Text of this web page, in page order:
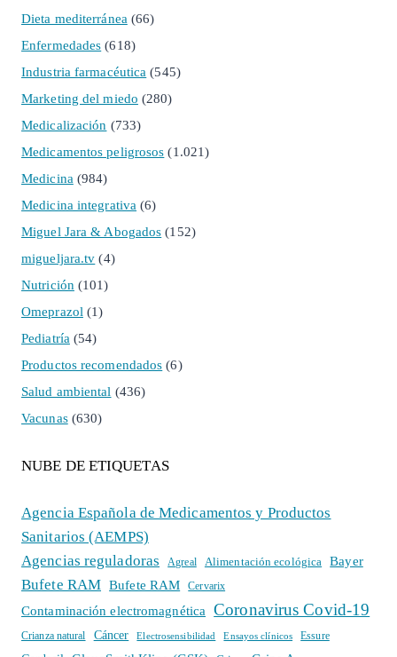
Dieta mediterránea (66)
Enfermedades (618)
Industria farmacéutica (545)
Marketing del miedo (280)
Medicalización (733)
Medicamentos peligrosos (1.021)
Medicina (984)
Medicina integrativa (6)
Miguel Jara & Abogados (152)
migueljara.tv (4)
Nutrición (101)
Omeprazol (1)
Pediatría (54)
Productos recomendados (6)
Salud ambiental (436)
Vacunas(630)
NUBE DE ETIQUETAS
Agencia Española de Medicamentos y Productos
Sanitarios (AEMPS)
Agencias reguladoras
Agreal Alimentación ecológica Bayer
Bufete RAM Bufete RAM Cervarix
Contaminación electromagnética Coronavirus Covid-19
Crianza natural Cáncer Electrosensibilidad Ensayos clínicos Essure